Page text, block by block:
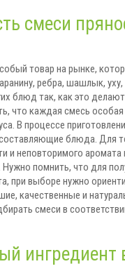
смеси
товар на рынке,
ребра, шашлык,
блюд так, как это
что каждая смесь
В процессе
блюда. Для
и неповторимого
Нужно помнить, что для
при выборе нужно
качественные и
смеси в
ингредиент